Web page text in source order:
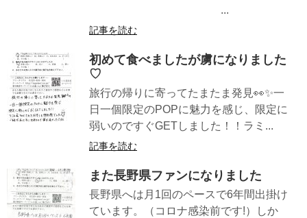
...
記事を読む
初めて食べましたが虜になりました
♡
旅行の帰りに寄ってたまたま発見👀✨一
日一個限定のPOPに魅力を感じ、限定に
弱いのですぐGETしました！！ラミ...
記事を読む
また長野県ファンになりました
長野県へは月1回のペースで6年間出掛け
ています。（コロナ感染前です!）しか